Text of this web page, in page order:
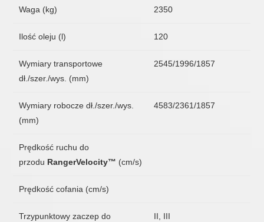
Waga (kg) 2350
Ilość oleju (l) 120
Wymiary transportowe
dł./szer./wys. (mm)
2545/1996/1857
Wymiary robocze dł./szer./wys.
(mm)
4583/2361/1857
Prędkość ruchu do
przodu RangerVelocity™ (cm/s)
Prędkość cofania (cm/s)
Trzypunktowy zaczep do
II, III